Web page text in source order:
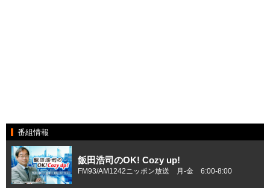
番組情報
飯田浩司のOK! Cozy up!
FM93/AM1242ニッポン放送 月-金 6:00-8:00